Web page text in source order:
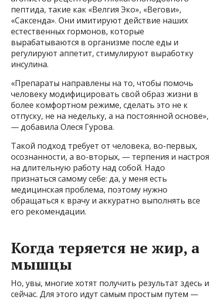
пептида, такие как «Велгия Эко», «Вегови»,
«Саксенда». Они имитируют действие наших
естественных гормонов, которые
вырабатываются в организме после еды и
регулируют аппетит, стимулируют выработку
инсулина.
«Препараты направлены на то, чтобы помочь
человеку модифицировать свой образ жизни в
более комфортном режиме, сделать это не к
отпуску, не на недельку, а на постоянной основе»,
— добавила Олеся Гурова.
Такой подход требует от человека, во-первых,
осознанности, а во-вторых, — терпения и настроя
на длительную работу над собой. Надо
признаться самому себе: да, у меня есть
медицинская проблема, поэтому нужно
обращаться к врачу и аккуратно выполнять все
его рекомендации.
Когда теряется не жир, а
мышцы
Но, увы, многие хотят получить результат здесь и
сейчас. Для этого идут самым простым путем —